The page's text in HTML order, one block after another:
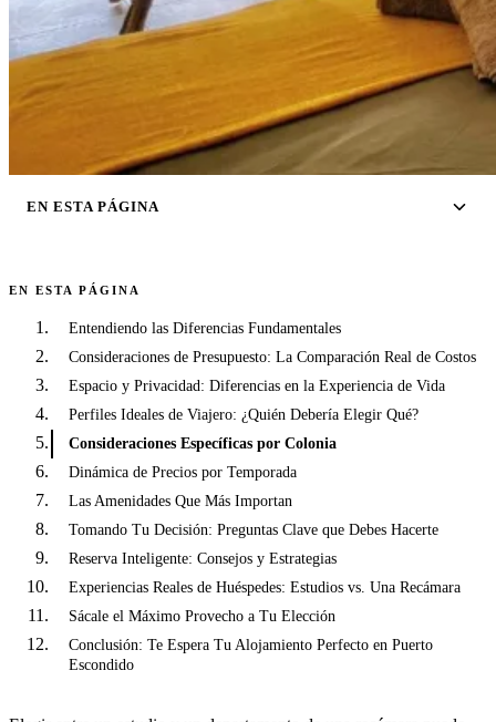
EN ESTA PÁGINA
EN ESTA PÁGINA
Entendiendo las Diferencias Fundamentales
Consideraciones de Presupuesto: La Comparación Real de Costos
Espacio y Privacidad: Diferencias en la Experiencia de Vida
Perfiles Ideales de Viajero: ¿Quién Debería Elegir Qué?
Consideraciones Específicas por Colonia
Dinámica de Precios por Temporada
Las Amenidades Que Más Importan
Tomando Tu Decisión: Preguntas Clave que Debes Hacerte
Reserva Inteligente: Consejos y Estrategias
Experiencias Reales de Huéspedes: Estudios vs. Una Recámara
Sácale el Máximo Provecho a Tu Elección
Conclusión: Te Espera Tu Alojamiento Perfecto en Puerto
Escondido